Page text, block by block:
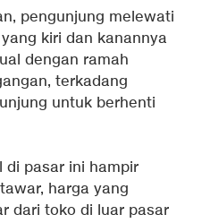
pengunjung melewati
kiri dan kanannya
dengan ramah
terkadang
untuk berhenti
di pasar ini hampir
harga yang
dari toko di luar pasar